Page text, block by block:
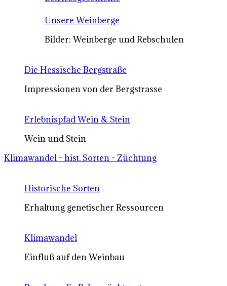
Unsere Weinberge
Bilder: Weinberge und Rebschulen
Die Hessische Bergstraße
Impressionen von der Bergstrasse
Erlebnispfad Wein & Stein
Wein und Stein
Klimawandel - hist. Sorten - Züchtung
Historische Sorten
Erhaltung genetischer Ressourcen
Klimawandel
Einfluß auf den Weinbau